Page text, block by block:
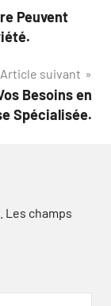
Peuvent
Article suivant
Besoins en
Spécialisée.
Les champs